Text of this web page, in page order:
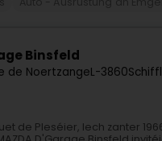
Binsfeld
de NoertzangeL-3860
de Pleséier, Iech zanter